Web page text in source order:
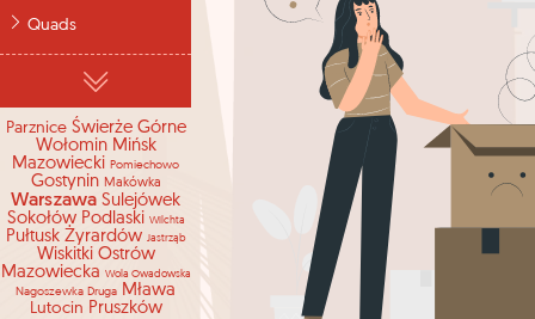
Quads
Parznice Świerże Górne
Wołomin Mińsk
Mazowiecki Pomiechowo
Gostynin Makówka
Warszawa Sulejówek
Sokołów Podlaski Wilchta
Pułtusk Żyrardów Jastrząb
Wiskitki Ostrów
Mazowiecka Wola Owadowska
Nagoszewka Druga Mława
Lutocin Pruszków